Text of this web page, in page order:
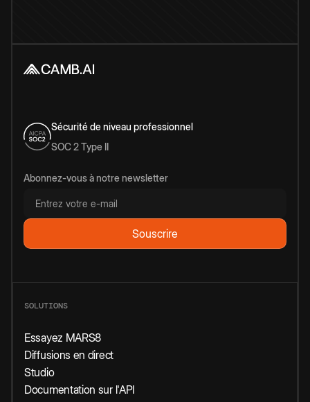
Sécurité de niveau professionnel
SOC 2 Type II
Abonnez-vous à notre newsletter
SOLUTIONS
Essayez MARS8
Diffusions en direct
Studio
Documentation sur l'API